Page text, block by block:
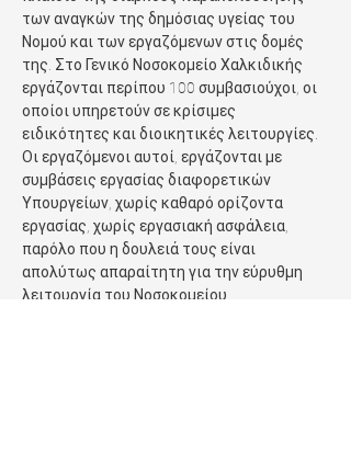
των αναγκών της δημόσιας υγείας του
Νομού και των εργαζόμενων στις δομές
της. Στο Γενικό Νοσοκομείο Χαλκιδικής
εργάζονται περίπου 100 συμβασιούχοι, οι
οποίοι υπηρετούν σε κρίσιμες
ειδικότητες και διοικητικές λειτουργίες.
Οι εργαζόμενοι αυτοί, εργάζονται με
συμβάσεις εργασίας διαφορετικών
Υπουργείων, χωρίς καθαρό ορίζοντα
εργασίας, χωρίς εργασιακή ασφάλεια,
παρόλο που η δουλειά τους είναι
απολύτως απαραίτητη για την εύρυθμη
λειτουργία του Νοσοκομείου.